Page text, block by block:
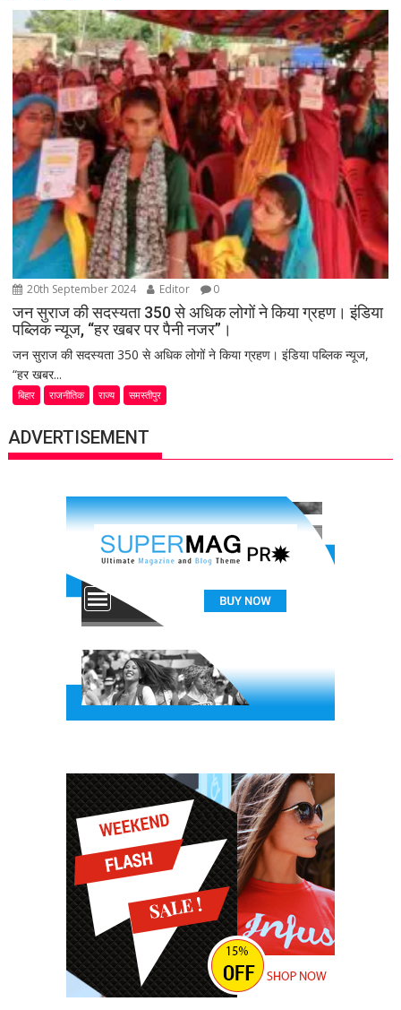
20th September 2024 Editor 0
जन सुराज की सदस्यता 350 से अधिक लोगों ने किया ग्रहण। इंडिया
पब्लिक न्यूज, “हर खबर पर पैनी नजर”।
जन सुराज की सदस्यता 350 से अधिक लोगों ने किया ग्रहण। इंडिया पब्लिक न्यूज,
“हर खबर...
बिहार राजनीतिक राज्य समस्तीपुर
ADVERTISEMENT